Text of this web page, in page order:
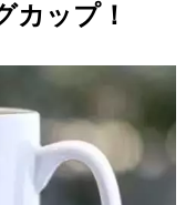
カップ！